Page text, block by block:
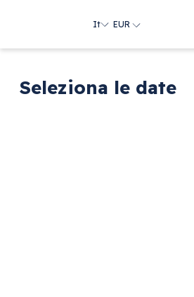
It EUR
Seleziona le date